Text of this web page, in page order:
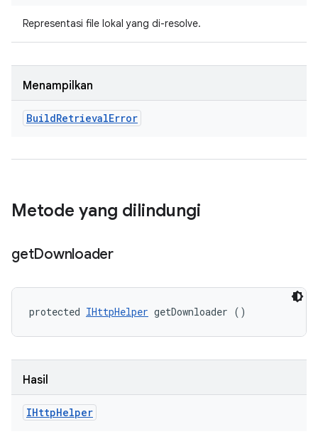
Representasi file lokal yang di-resolve.
Menampilkan
BuildRetrievalError
Metode yang dilindungi
getDownloader
protected IHttpHelper getDownloader ()
Hasil
IHttpHelper